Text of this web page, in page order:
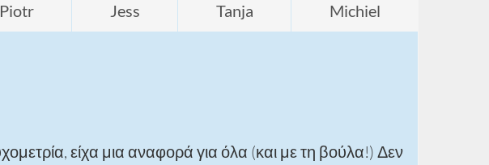
Piotr Jess Tanja Michiel
είχα μια αναφορά για όλα (και με τη βούλα!) Δεν